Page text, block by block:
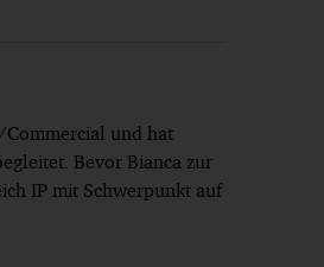
Commercial und hat
Bevor Bianca zur
IP mit Schwerpunkt auf